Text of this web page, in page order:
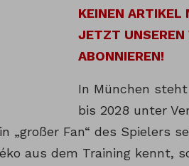
KEINEN ARTIKEL
JETZT
ABONNIEREN!
In München
bis 2028 unter
„großer Fan“ des Spielers
aus dem Training kennt,